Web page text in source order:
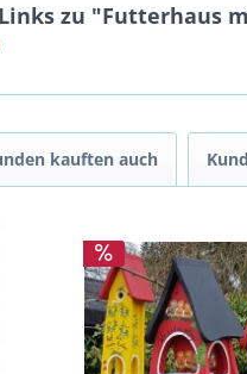
zu "Futterhaus
kauften auch